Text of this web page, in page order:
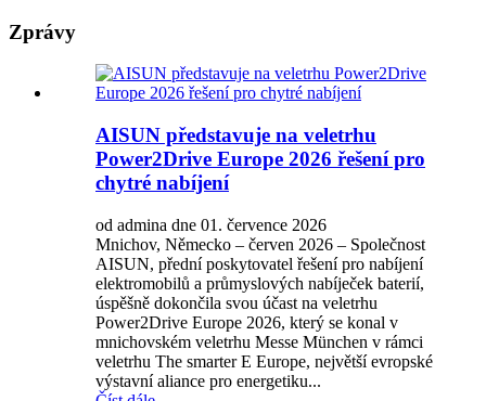
Zprávy
AISUN představuje na veletrhu
Power2Drive Europe 2026 řešení pro
chytré nabíjení
od admina dne 01. července 2026
Mnichov, Německo – červen 2026 – Společnost
AISUN, přední poskytovatel řešení pro nabíjení
elektromobilů a průmyslových nabíječek baterií,
úspěšně dokončila svou účast na veletrhu
Power2Drive Europe 2026, který se konal v
mnichovském veletrhu Messe München v rámci
veletrhu The smarter E Europe, největší evropské
výstavní aliance pro energetiku...